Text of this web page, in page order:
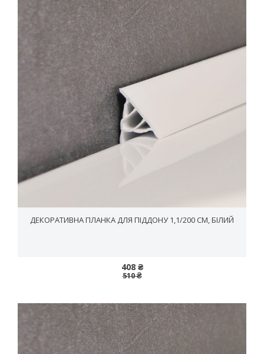
ДЕКОРАТИВНА ПЛАНКА ДЛЯ ПІДДОНУ 1,1/200 СМ, БІЛИЙ
408 ₴
510 ₴